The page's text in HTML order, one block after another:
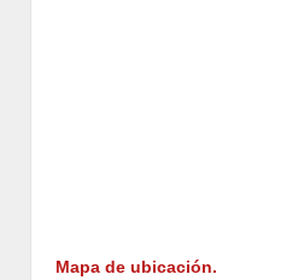
Mapa de ubicación.